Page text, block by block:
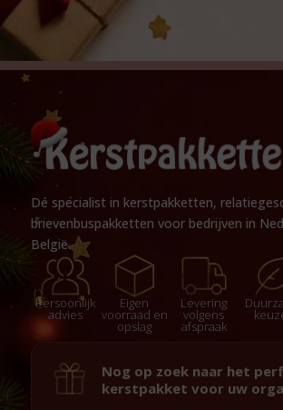
Dé specialist in kerstpakketten,
brievenbuspakketten voor bedrijven in
België.
Persoonlijk
advies
Eigen
voorraad en
opslag
Levering
volgens
afspraak
Nog op zoek naar het
kerstpakket voor uw